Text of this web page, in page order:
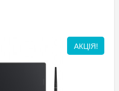
АКЦІЯ!